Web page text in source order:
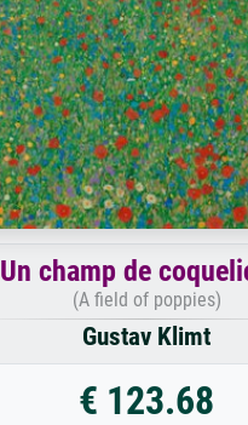
Un champ de
(A field of poppies)
Gustav Klimt
€ 123.68